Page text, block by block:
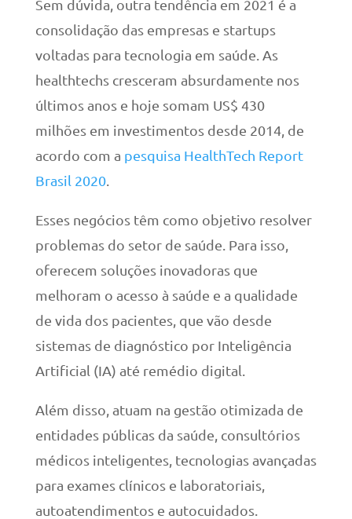
Sem dúvida, outra tendência em 2021 é a
consolidação das empresas e startups
voltadas para tecnologia em saúde. As
healthtechs cresceram absurdamente nos
últimos anos e hoje somam US$ 430
milhões em investimentos desde 2014, de
acordo com a pesquisa HealthTech Report
Brasil 2020.
Esses negócios têm como objetivo resolver
problemas do setor de saúde. Para isso,
oferecem soluções inovadoras que
melhoram o acesso à saúde e a qualidade
de vida dos pacientes, que vão desde
sistemas de diagnóstico por Inteligência
Artificial (IA) até remédio digital.
Além disso, atuam na gestão otimizada de
entidades públicas da saúde, consultórios
médicos inteligentes, tecnologias avançadas
para exames clínicos e laboratoriais,
autoatendimentos e autocuidados.